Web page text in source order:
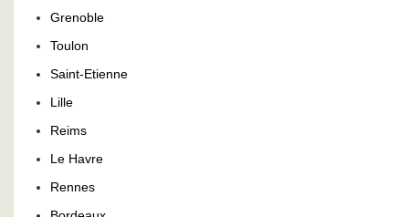
Grenoble
Toulon
Saint-Etienne
Lille
Reims
Le Havre
Rennes